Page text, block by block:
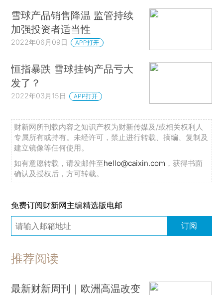
雪球产品销售降温 监管持续
加强投资者适当性
2022年06月09日 APP打开
恒指暴跌 雪球挂钩产品亏大
发了？
2022年03月15日 APP打开
财新网所刊载内容之知识产权为财新传媒及/或相关权利人
专属所有或持有。未经许可，禁止进行转载、摘编、复制及
建立镜像等任何使用。
如有意愿转载，请发邮件至hello@caixin.com ，获得书面
确认及授权后，方可转载。
免费订阅财新网主编精选版电邮
订阅
推荐阅读
最新财新周刊｜欧洲高温改变